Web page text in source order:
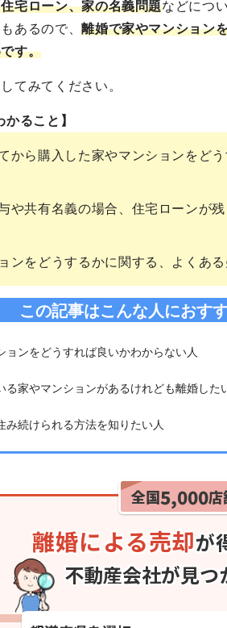
宅ローン、家の名義問題などにつ
あるので、離婚で家やマンション
す。
てみてください。
かること】
から購入した家やマンションをど
や共有名義の場合、住宅ローンが
ンをどうするかに関する、よくあ
この記事はこんな人におすす
ョンをどうすれば良いかわからない人
る家やマンションがあるけれども離婚した
み続けられる方法を知りたい人